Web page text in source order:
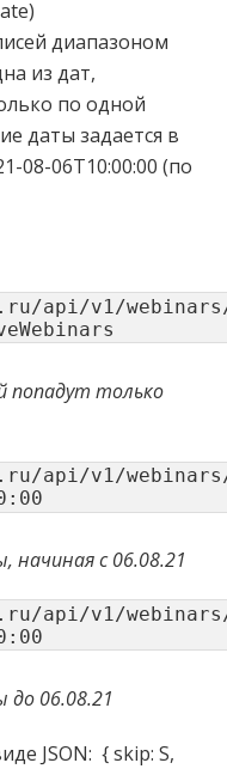
диапазоном
из дат,
по одной
даты задается в
08-06T10:00:00 (по
api/v1/
попадут только
api/v1/
начиная с 06.08.21
api/v1/
до 06.08.21
JSON: { skip: S,